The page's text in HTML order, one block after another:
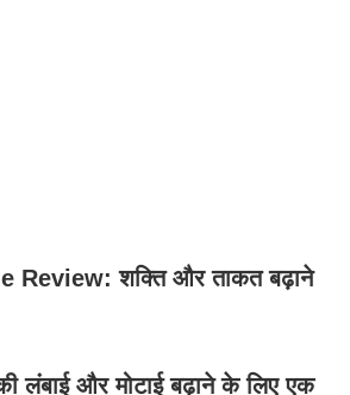
Review: शक्ति और ताकत बढ़ाने
लंबाई और मोटाई बढ़ाने के लिए एक